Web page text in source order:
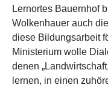
Lernortes Bauernhof
Wolkenhauer auch
diese Bildungsarbeit
Ministerium wolle
denen
lernen, in einen